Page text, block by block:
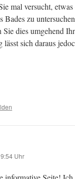
mal versucht,
Bades zu
dies umgehend
lässt sich daraus
Uhr